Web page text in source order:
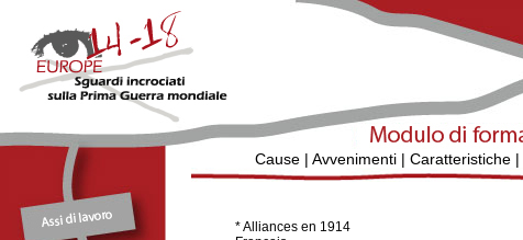
Cause| Avvenimenti| Caratteristiche|
* Alliances en 1914